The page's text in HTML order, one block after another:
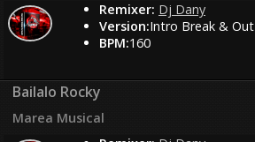
Remixer: Dj Dany
Version:Intro Break & Out
BPM:160
Bailalo Rocky
Marea Musical